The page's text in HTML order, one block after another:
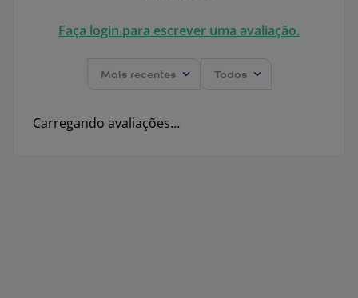
Faça login para escrever uma avaliação.
Mais recentes Todos
Carregando avaliações…